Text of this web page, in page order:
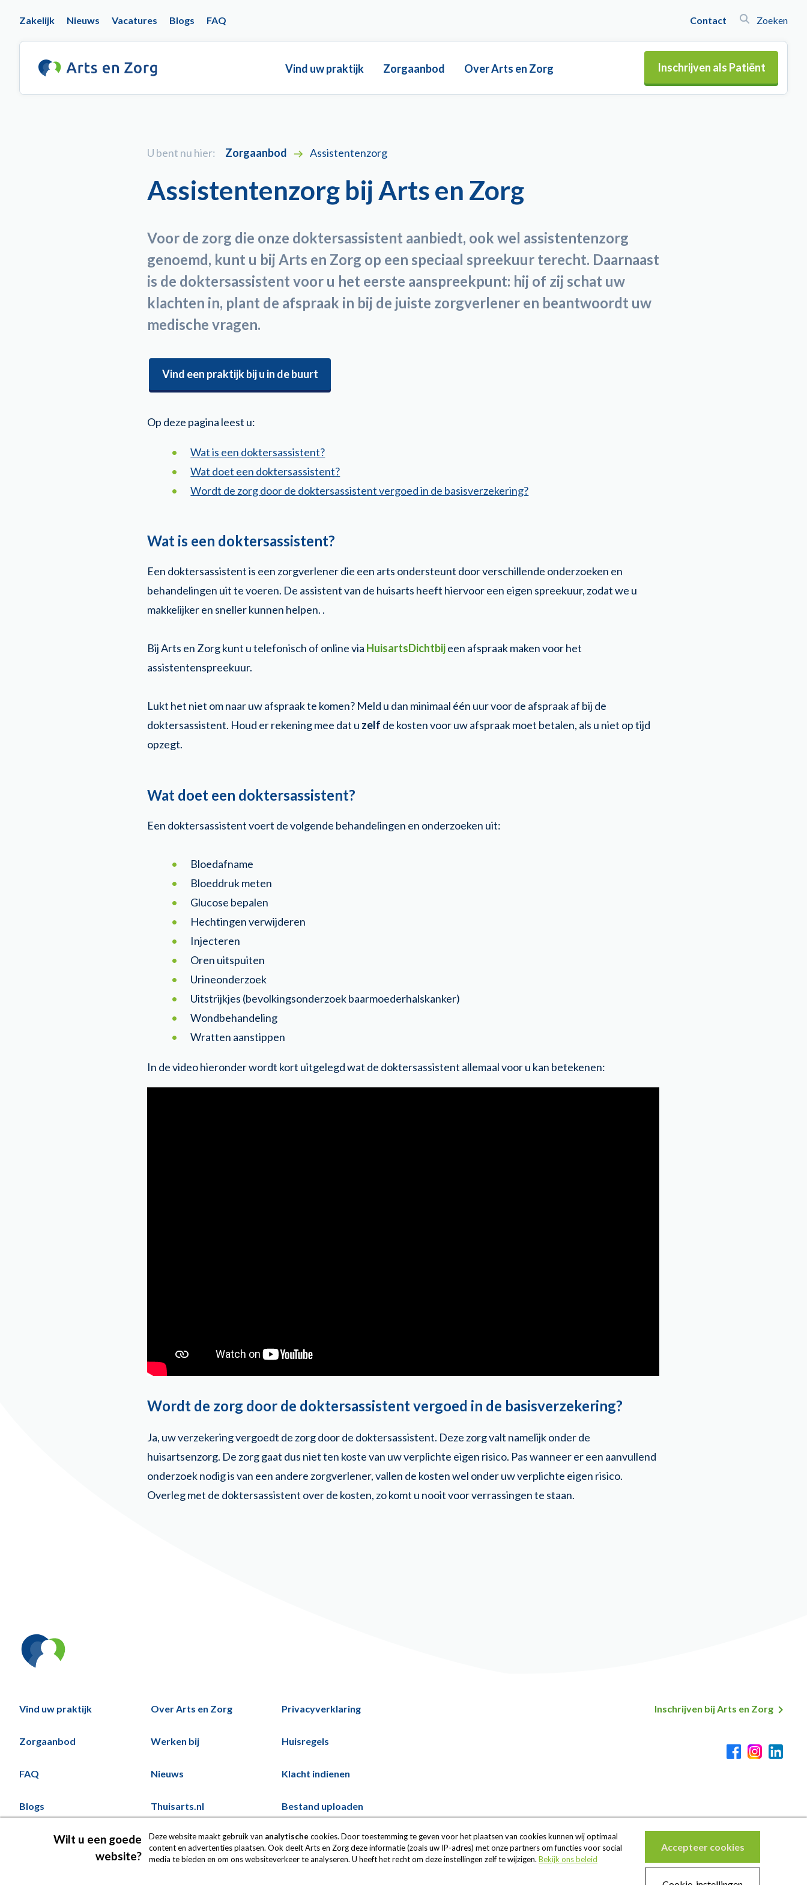
Main
Vind uw praktijk Zorgaanbod Over Arts en Zorg Inschrijven als Patiënt
Top
navigation
Zakelijk Nieuws Vacatures Blogs FAQ Contact Zoeken
U bent nu hier: Zorgaanbod Assistentenzorg
Assistentenzorg bij Arts en Zorg
Voor de zorg die onze doktersassistent aanbiedt, ook wel assistentenzorg
genoemd, kunt u bij Arts en Zorg op een speciaal spreekuur terecht. Daarnaast
is de doktersassistent voor u het eerste aanspreekpunt: hij of zij schat uw
klachten in, plant de afspraak in bij de juiste zorgverlener en beantwoordt uw
medische vragen.
Vind een praktijk bij u in de buurt
Op deze pagina leest u:
Wat is een doktersassistent?
Wat doet een doktersassistent?
Wordt de zorg door de doktersassistent vergoed in de basisverzekering?
Wat is een doktersassistent?
Een doktersassistent is een zorgverlener die een arts ondersteunt door verschillende onderzoeken en
behandelingen uit te voeren. De assistent van de huisarts heeft hiervoor een eigen spreekuur, zodat we u
makkelijker en sneller kunnen helpen. .
Bij Arts en Zorg kunt u telefonisch of online via HuisartsDichtbijeen afspraak maken voor het
assistentenspreekuur.
Lukt het niet om naar uw afspraak te komen? Meld u dan minimaal één uur voor de afspraak af bij de
doktersassistent. Houd er rekening mee dat u zelf de kosten voor uw afspraak moet betalen, als u niet op tijd
opzegt.
Wat doet een doktersassistent?
Een doktersassistent voert de volgende behandelingen en onderzoeken uit:
Bloedafname
Bloeddruk meten
Glucose bepalen
Hechtingen verwijderen
Injecteren
Oren uitspuiten
Urineonderzoek
Uitstrijkjes (bevolkingsonderzoek baarmoederhalskanker)
Wondbehandeling
Wratten aanstippen
In de video hieronder wordt kort uitgelegd wat de doktersassistent allemaal voor u kan betekenen:
Wordt de zorg door de doktersassistent vergoed in de basisverzekering?
Ja, uw verzekering vergoedt de zorg door de doktersassistent. Deze zorg valt namelijk onder de
huisartsenzorg. De zorg gaat dus niet ten koste van uw verplichte eigen risico. Pas wanneer er een aanvullend
onderzoek nodig is van een andere zorgverlener, vallen de kosten wel onder uw verplichte eigen risico.
Overleg met de doktersassistent over de kosten, zo komt u nooit voor verrassingen te staan.
Hoofd
Voeternavigatie
Vind uw praktijk
Zorgaanbod
FAQ
Blogs
Over Arts en Zorg
Werken bij
Nieuws
Thuisarts.nl
Privacyverklaring
Huisregels
Klacht indienen
Bestand uploaden
Inschrijven bij Arts en Zorg
Wilt u een goede
website?
Deze website maakt gebruik van analytische cookies. Door toestemming te geven voor het plaatsen van cookies kunnen wij optimaal
content en advertenties plaatsen. Ook deelt Arts en Zorg deze informatie (zoals uw IP-adres) met onze partners om functies voor social
media te bieden en om ons websiteverkeer te analyseren. U heeft het recht om deze instellingen zelf te wijzigen. Bekijk ons beleid
Accepteer cookies